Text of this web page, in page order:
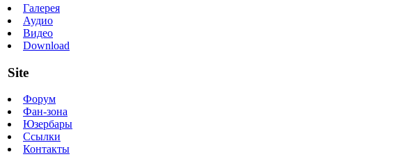
Галерея
Аудио
Видео
Download
Site
Форум
Фан-зона
Юзербары
Ссылки
Контакты